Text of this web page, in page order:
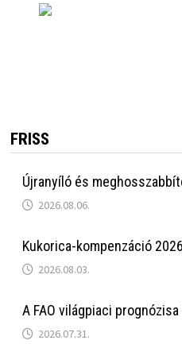
FRISS
Újranyíló és
2026.08.06.
Kukorica-kompenzáció
2026.08.03.
A FAO világpiaci
2026.07.31.